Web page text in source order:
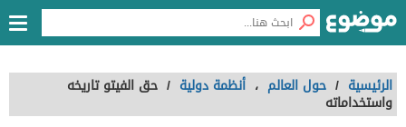
الرئيسية / حول العالم ، أنظمة دولية / حق الفيتو تاريخه
واستخداماته